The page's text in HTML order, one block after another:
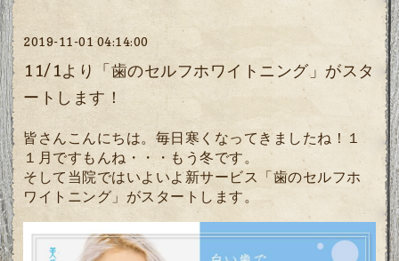
2019-11-01 04:14:00
11/1より「歯のセルフホワイトニング」がスタ
ートします！
皆さんこんにちは。毎日寒くなってきましたね！１
１月ですもんね・・・もう冬です。
そして当院ではいよいよ新サービス「歯のセルフホ
ワイトニング」がスタートします。